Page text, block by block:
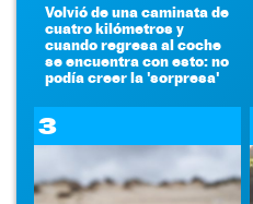
Volvió de una caminata de
cuatro kilómetros y
cuando regresa al coche
se encuentra con esto: no
podía creer la 'sorpresa'
3